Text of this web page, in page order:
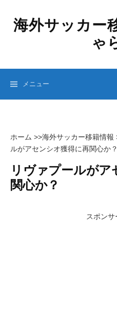
ッ
海外サッカー
ゃ
メニュー
ホーム >>海外サッカー移籍情報
ルがアセンシオ獲得に再関心か？
リヴァプールがア
関心か？
スポンサ